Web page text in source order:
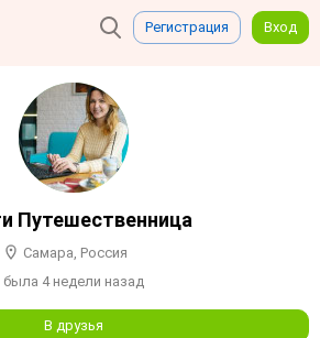
Регистрация Вход
Путешественница
Самара, Россия
была 4 недели назад
В друзья